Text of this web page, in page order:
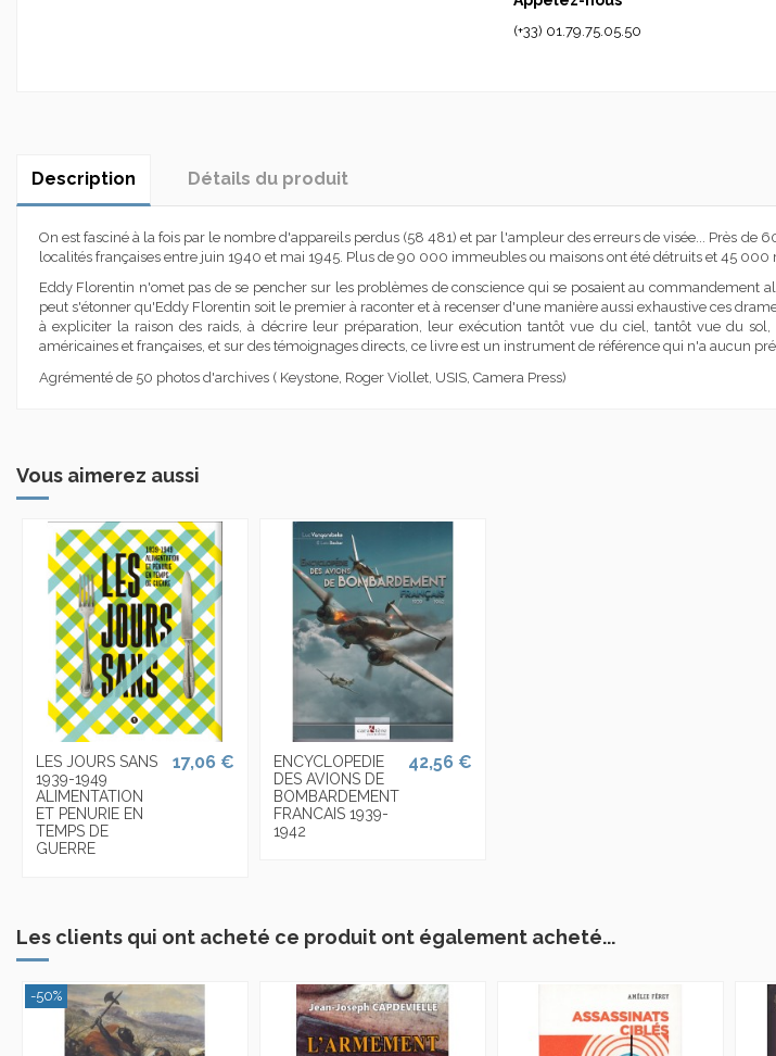
(+33) 01.79.75.05.50
Description Détails du produit
On est fasciné à la fois par le nombre d'appareils perdus (58 481) et par l'ampleur des erreurs de visée... Près
localités françaises entre juin 1940 et mai 1945. Plus de 90 000 immeubles ou maisons ont été détruits et 45 000
Eddy Florentin n'omet pas de se pencher sur les problèmes de conscience qui se posaient au
peut s'étonner qu'Eddy Florentin soit le premier à raconter et à recenser d'une manière aussi exhaustive ces
à expliciter la raison des raids, à décrire leur préparation, leur exécution tantôt vue du ciel, tantôt vue du
américaines et françaises, et sur des témoignages directs, ce livre est un instrument de référence qui n'a aucun
Agrémenté de 50 photos d'archives ( Keystone, Roger Viollet, USIS, Camera Press)
Vous aimerez aussi
LES JOURS SANS
1939-1949
ALIMENTATION
ET PENURIE EN
TEMPS DE
GUERRE
17,06 €
ENCYCLOPEDIE
DES AVIONS DE
BOMBARDEMENT
FRANCAIS 1939-
1942
42,56 €
Les clients qui ont acheté ce produit ont également acheté...
-50%